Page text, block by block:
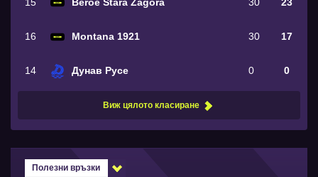
16 Montana 1921 30 17
14 Дунав Русе 0 0
Виж цялото класиране
Полезни връзки